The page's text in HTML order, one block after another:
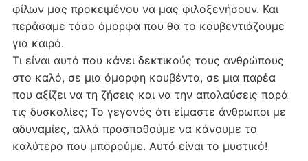
φίλων μας προκειμένου να μας φιλοξενήσουν. Και
περάσαμε τόσο όμορφα που θα το κουβεντιάζουμε
για καιρό.
Τι είναι αυτό που κάνει δεκτικούς τους ανθρώπους
στο καλό, σε μια όμορφη κουβέντα, σε μια παρέα
που αξίζει να τη ζήσεις και να την απολαύσεις παρά
τις δυσκολίες; Το γεγονός ότι είμαστε άνθρωποι με
αδυναμίες, αλλά προσπαθούμε να κάνουμε το
καλύτερο που μπορούμε. Αυτό είναι το μυστικό!